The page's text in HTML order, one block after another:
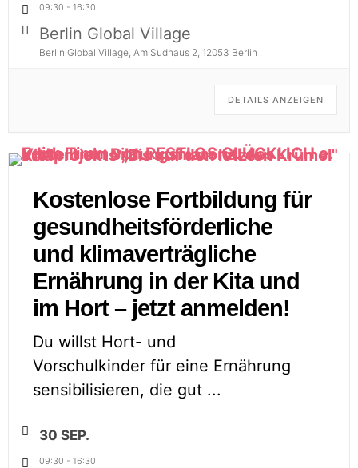
09:30 - 16:30
Berlin Global Village
Berlin Global Village, Am Sudhaus 2, 12053 Berlin
DETAILS ANZEIGEN
Kostenlose Fortbildung für
gesundheitsförderliche
und klimaverträgliche
Ernährung in der Kita und
im Hort – jetzt anmelden!
Du willst Hort- und
Vorschulkinder für eine Ernährung
sensibilisieren, die gut ...
30 SEP.
09:30 - 16:30